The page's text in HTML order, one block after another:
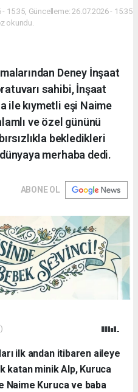
15:35, Güncelleme: 26.07.2026 - 15:35
okundu.
Deney İnşaat
sahibi, İnşaat
ile kıymetli eşi Naime
ve özel gününü
bekledikleri
merhaba dedi.
ABONE OL
ilk andan itibaren aileye
katan minik Alp, Kuruca
Naime Kuruca ve baba